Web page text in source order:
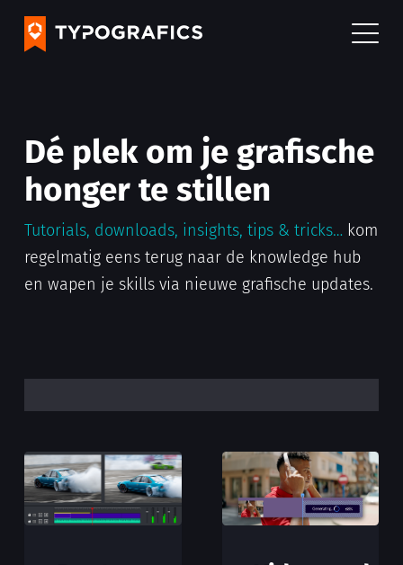
Dé plek om je grafische
honger te stillen
Tutorials, downloads, insights, tips & tricks… kom
regelmatig eens terug naar de knowledge hub
en wapen je skills via nieuwe grafische updates.